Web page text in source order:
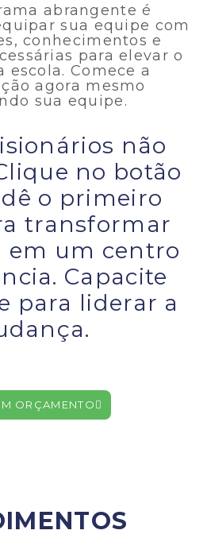
abrangente é
sua equipe com
conhecimentos e
para elevar o
escola. Comece a
agora mesmo
sua equipe.
não
no botão
o primeiro
transformar
em um centro
Capacite
para liderar a
ORÇAMENTO